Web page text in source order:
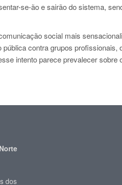
se-ão e sairão do sistema,
social mais
contra grupos
intento parece prevalecer sobre
dos